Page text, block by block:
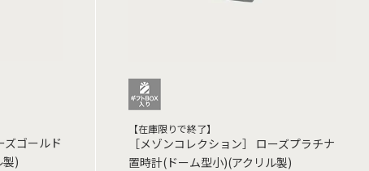
ズゴールド
製)
【在庫限りで終了】
［メゾンコレクション］ ローズプラチナ
置時計(ドーム型小)(アクリル製)